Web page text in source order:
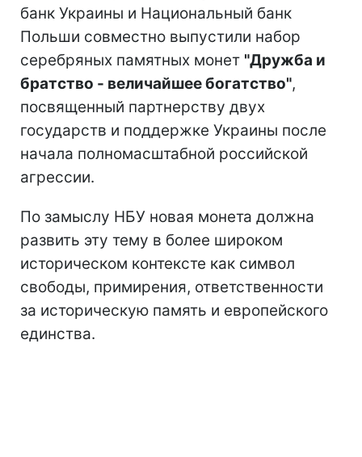
банк Украины и Национальный банк
Польши совместно выпустили набор
серебряных памятных монет "Дружба и
братство - величайшее богатство",
посвященный партнерству двух
государств и поддержке Украины после
начала полномасштабной российской
агрессии.
По замыслу НБУ новая монета должна
развить эту тему в более широком
историческом контексте как символ
свободы, примирения, ответственности
за историческую память и европейского
единства.